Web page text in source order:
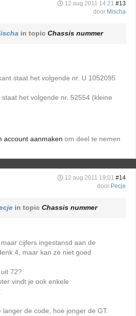
12 aug 2011 14:21 #13
door Mischa
in topic Chassis nummer
staat het volgende nr. U 1052095
het volgende nr. 52554 (kleine
account aanmaken om deel te nemen
12 aug 2011 19:01 #14
door Pecje
in topic Chassis nummer
cijfers ingestansd aan de
4, maar kan ze niet goed
72?
vindt je ook enkele
langer de code, hoe jonger de GT.